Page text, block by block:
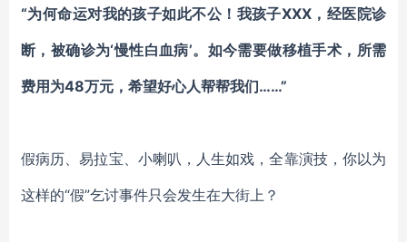
“为何命运对我的孩子如此不公！我孩子XXX，经医院诊
断，被确诊为‘慢性白血病’。如今需要做移植手术，所需
费用为48万元，希望好心人帮帮我们……”
假病历、易拉宝、小喇叭，人生如戏，全靠演技，你以为
这样的“假”乞讨事件只会发生在大街上？